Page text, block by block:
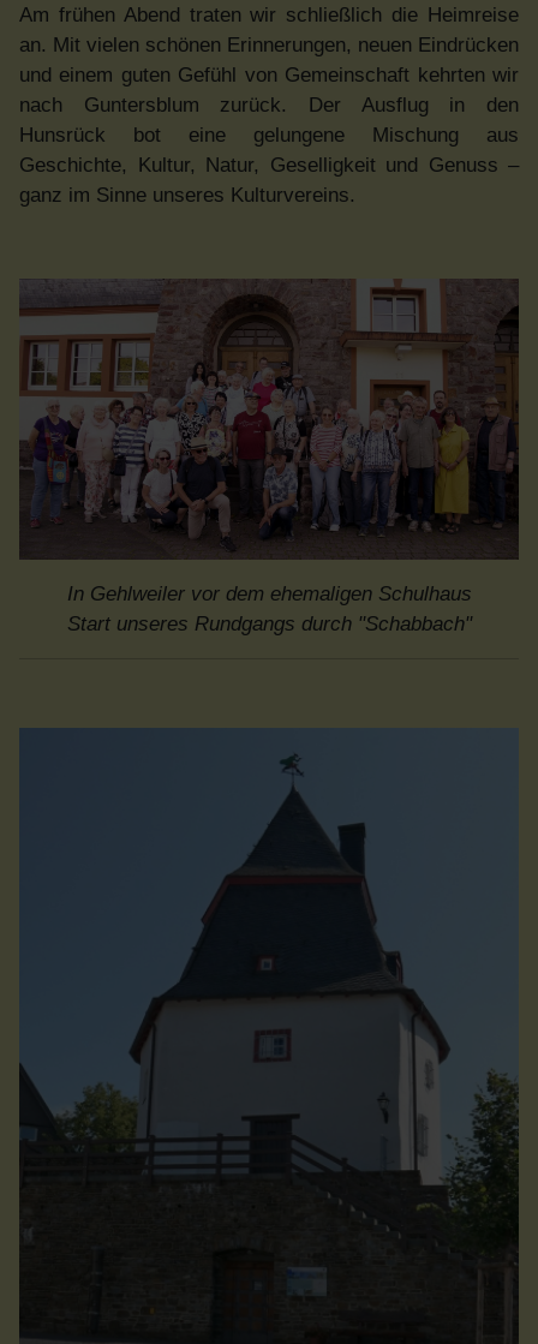
Am frühen Abend traten wir schließlich die Heimreise
an. Mit vielen schönen Erinnerungen, neuen Eindrücken
und einem guten Gefühl von Gemeinschaft kehrten wir
nach Guntersblum zurück. Der Ausflug in den
Hunsrück bot eine gelungene Mischung aus
Geschichte, Kultur, Natur, Geselligkeit und Genuss –
ganz im Sinne unseres Kulturvereins.
In Gehlweiler vor dem ehemaligen Schulhaus
Start unseres Rundgangs durch "Schabbach"